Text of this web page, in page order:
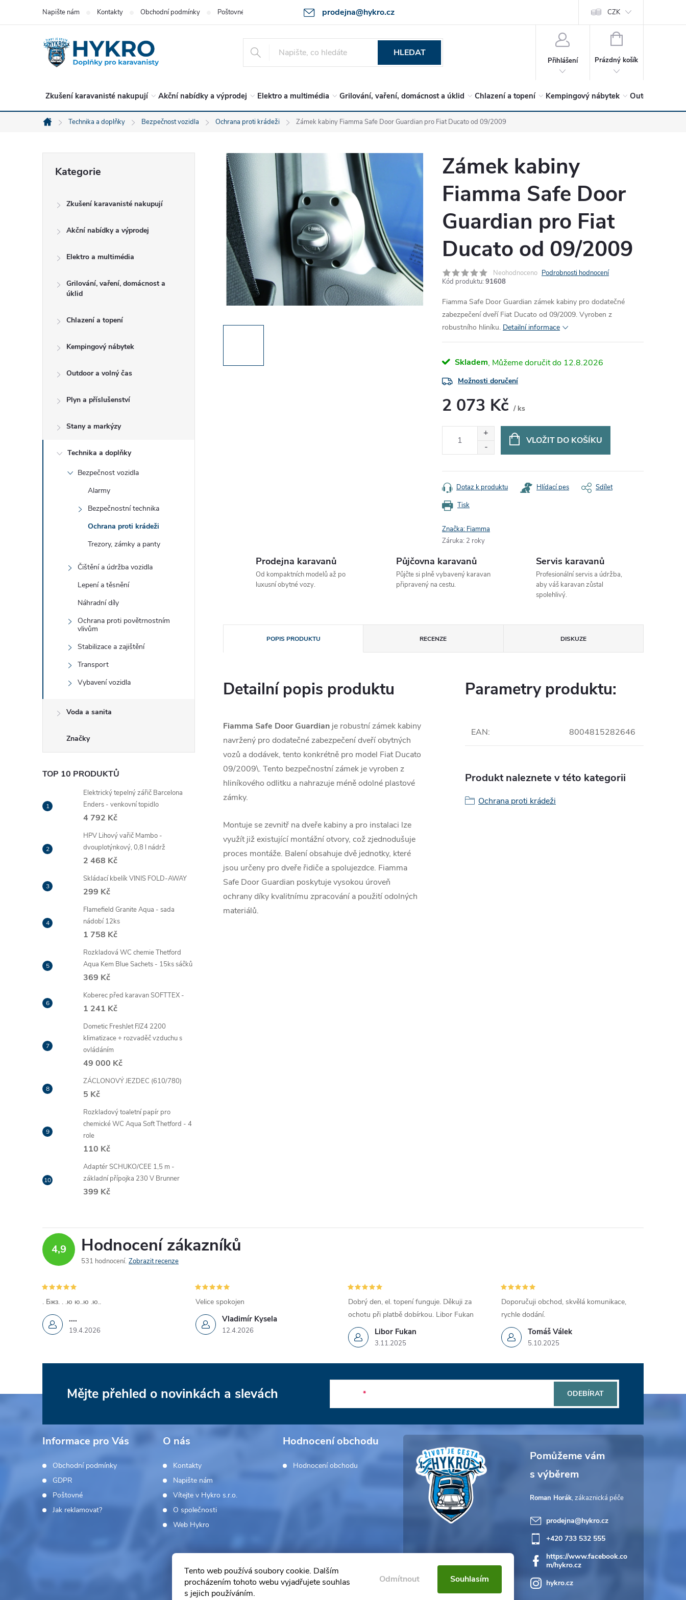
Tento web používá soubory cookie. Dalším
procházením tohoto webu vyjadřujete souhlas
s jejich používáním.
Odmítnout Souhlasím
prodejna@hykro.cz
Napište nám Kontakty Obchodní podmínky Poštovné Ochrana osob. údajů - GDPR Postup při reklamaci -jak zboží vrátit? O společnosti Hodnocení obchodu
CZK
HLEDAT
Přihlášení
NÁKUPNÍ
Prázdný košík
Zkušení karavanisté nakupují Akční nabídky a výprodej Elektro a multimédia Grilování, vaření, domácnost a úklid Chlazení a topení Kempingový nábytek Outdoor a
Domů
Technika a doplňky Bezpečnost vozidla Ochrana proti krádeži Zámek kabiny Fiamma Safe Door Guardian pro Fiat Ducato od 09/2009
n
kategorie
Kategorie
Zkušení karavanisté nakupují
Akční nabídky a výprodej
Elektro a multimédia
Grilování, vaření, domácnost a
úklid
Chlazení a topení
Kempingový nábytek
Outdoor a volný čas
Plyn a příslušenství
Stany a markýzy
Technika a doplňky
Bezpečnost vozidla
Alarmy
Bezpečnostní technika
Ochrana proti krádeži
Trezory, zámky a panty
Čištění a údržba vozidla
Lepení a těsnění
Náhradní díly
Ochrana proti povětrnostním
vlivům
Stabilizace a zajištění
Transport
Vybavení vozidla
Voda a sanita
Značky
TOP 10 PRODUKTŮ
Elektrický tepelný zářič Barcelona
Enders - venkovní topidlo
4 792 Kč
HPV Lihový vařič Mambo -
dvouplotýnkový, 0,8 l nádrž
2 468 Kč
Skládací kbelík VINIS FOLD-AWAY
299 Kč
Flamefield Granite Aqua - sada
nádobí 12ks
1 758 Kč
Rozkladová WC chemie Thetford
Aqua Kem Blue Sachets - 15ks sáčků
369 Kč
Koberec před karavan SOFTTEX -
1 241 Kč
Dometic FreshJet FJZ4 2200
klimatizace + rozvaděč vzduchu s
ovládáním
49 000 Kč
ZÁCLONOVÝ JEZDEC (610/780)
5 Kč
Rozkladový toaletní papír pro
chemické WC Aqua Soft Thetford - 4
role
110 Kč
Adaptér SCHUKO/CEE 1,5 m -
základní přípojka 230 V Brunner
399 Kč
Zámek kabiny
Fiamma Safe Door
Guardian pro Fiat
Ducato od 09/2009
Neohodnoceno Podrobnosti hodnocení
Kód produktu: 91608
Fiamma Safe Door Guardian zámek kabiny pro dodatečné
zabezpečení dveří Fiat Ducato od 09/2009. Vyroben z
robustního hliníku. Detailní informace
Skladem 12.8.2026
Možnosti doručení
2 073 Kč / ks
VLOŽIT DO KOŠÍKU
Tisk
Dotaz k produktu Hlídací pes Sdílet
Značka: Fiamma
Záruka: 2 roky
Prodejna karavanů
Od kompaktních modelů až po
luxusní obytné vozy.
Půjčovna karavanů
Půjčte si plně vybavený karavan
připravený na cestu.
Servis karavanů
Profesionální servis a údržba,
aby váš karavan zůstal
spolehlivý.
POPIS PRODUKTU RECENZE DISKUZE
Detailní popis produktu
Fiamma Safe Door Guardian je robustní zámek kabiny
navržený pro dodatečné zabezpečení dveří obytných
vozů a dodávek, tento konkrétně pro model Fiat Ducato
09/2009\. Tento bezpečnostní zámek je vyroben z
hliníkového odlitku a nahrazuje méně odolné plastové
zámky.
Montuje se zevnitř na dveře kabiny a pro instalaci lze
využít již existující montážní otvory, což zjednodušuje
proces montáže. Balení obsahuje dvě jednotky, které
jsou určeny pro dveře řidiče a spolujezdce. Fiamma
Safe Door Guardian poskytuje vysokou úroveň
ochrany díky kvalitnímu zpracování a použití odolných
materiálů.
Parametry produktu:
EAN: 8004815282646
Produkt naleznete v této kategorii
Ochrana proti krádeži
4,9 Hodnocení zákazníků
531 hodnocení Zobrazit recenze
....
19.4.2026
. Бжз. . .ю ю..ю .ю..
Vladimír Kysela
12.4.2026
Velice spokojen
Libor Fukan
3.11.2025
Dobrý den, el. topení funguje. Děkuji za
ochotu při platbě dobírkou. Libor Fukan
Tomáš Válek
5.10.2025
Doporučuji obchod, skvělá komunikace,
rychle dodání.
Z
t
Mějte přehled o novinkách a slevách ODEBÍRAT
Informace pro Vás
Obchodní podmínky
GDPR
Poštovné
Jak reklamovat?
O nás
Kontakty
Napište nám
Vítejte v Hykro s.r.o.
O společnosti
Web Hykro
Hodnocení obchodu
Hodnocení obchodu
Roman Horák
prodejna@hykro.cz
+420 733 532 555
https://www.facebook.co
m/hykro.cz
hykro.cz